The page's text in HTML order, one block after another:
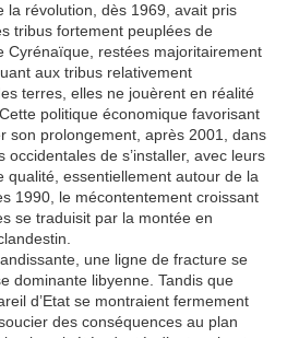
la révolution, dès 1969, avait pris
tribus fortement peuplées de
Cyrénaïque, restées majoritairement
aux tribus relativement
terres, elles ne jouèrent en réalité
politique économique favorisant
son prolongement, après 2001, dans
occidentales de s’installer, avec leurs
qualité, essentiellement autour de la
1990, le mécontentement croissant
se traduisit par la montée en
une ligne de fracture se
dominante libyenne. Tandis que
d’Etat se montraient fermement
des conséquences au plan